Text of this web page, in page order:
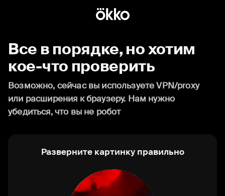
Все в порядке, но хотим
кое-что проверить
Возможно, сейчас вы используете VPN/proxy
или расширения к браузеру. Нам нужно
убедиться, что вы не робот
Разверните картинку правильно